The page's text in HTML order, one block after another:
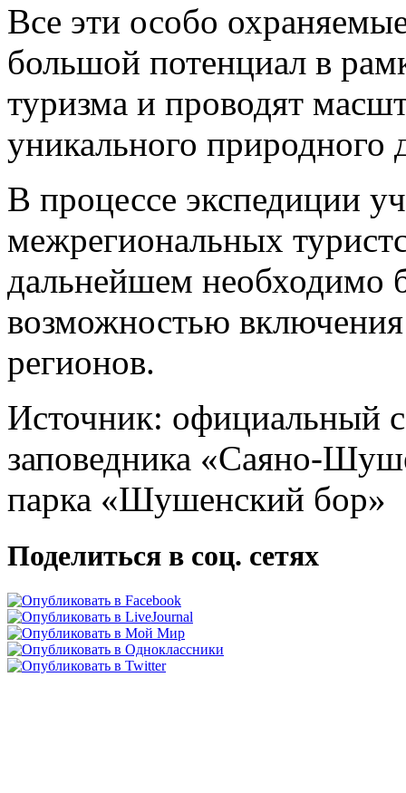
Все эти особо
большой потенциал в
туризма и проводят
уникального природного
В процессе экспедиции
межрегиональных
дальнейшем необходимо
возможностью
регионов.
Источник: официальный
заповедника «Саяно-
парка «Шушенский бор»
Поделиться в соц. сетях